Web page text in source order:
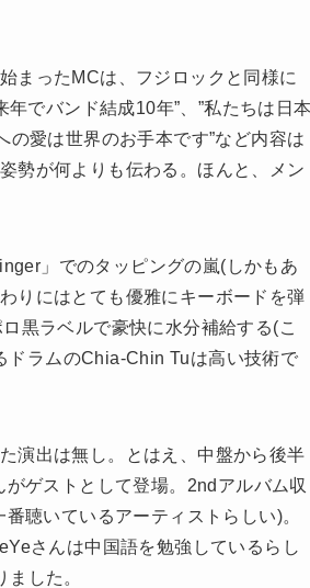
まったMCは、フジロックと同様に
でバンド結成10年”、”私たちは日
の愛は世界のお手本です”など内容は
勢が何よりも伝わる。ほんと、メン
」でのタッピングの嵐(しかもあ
りにはとても優雅にキーボードを弾
黒ラベルで豪快に水分補給する(こ
ドラムのChia-Chin Tuは高い技術で
演出は無し。とはえ、中盤から後半
ゲストとして登場。2ndアルバム収
聴いているアーティストらしい)。
さんは中国語を勉強しているらし
した。